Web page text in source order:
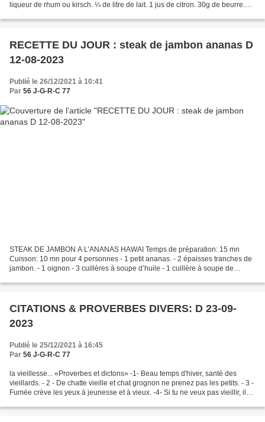
liqueur de rhum ou kirsch. ¼ de litre de lait. 1 jus de citron. 30g de beurre.
RECETTE DU JOUR : steak de jambon ananas D
12-08-2023
Publié le 26/12/2021 à 10:41
Par 56 J-G-R-C 77
STEAK DE JAMBON A L’ANANAS HAWAI Temps de préparation: 15 mn
Cuisson: 10 mn pour 4 personnes - 1 petit ananas. - 2 épaisses tranches de
jambon. - 1 oignon - 3 cuillères à soupe d’huile - 1 cuillère à soupe de
CITATIONS & PROVERBES DIVERS: D 23-09-
2023
Publié le 25/12/2021 à 16:45
Par 56 J-G-R-C 77
la vieillesse... «Proverbes et dictons» -1- Beau temps d'hiver, santé des
vieillards. - 2 - De chatte vieille et chat grognon ne prenez pas les petits. - 3 -
Fumée crève les yeux à jeunesse et à vieux. -4- Si tu ne veux pas vieillir, il